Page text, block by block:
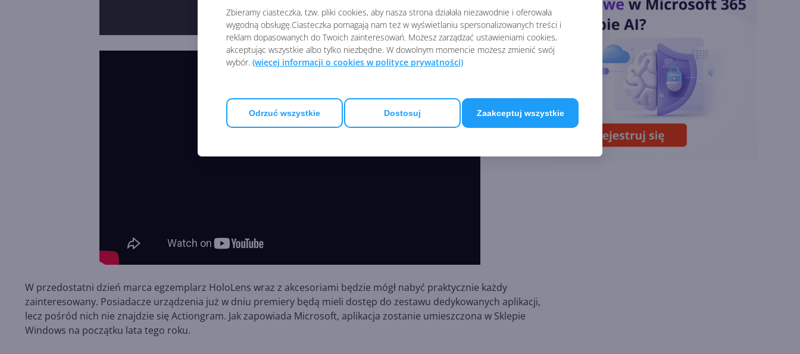
Zbieramy ciasteczka, tzw. pliki cookies, aby nasza strona działała niezawodnie i oferowała
wygodną obsługę.Ciasteczka pomagają nam też w wyświetlaniu spersonalizowanych treści i
reklam dopasowanych do Twoich zainteresowań. Możesz zarządzać ustawieniami cookies,
akceptując wszystkie albo tylko niezbędne. W dowolnym momencie możesz zmienić swój
wybór. (więcej informacji o cookies w polityce prywatności)
Odrzuć wszystkie Dostosuj Zaakceptuj wszystkie
W przedostatni dzień marca egzemplarz HoloLens wraz z akcesoriami będzie mógł nabyć praktycznie każdy
zainteresowany. Posiadacze urządzenia już w dniu premiery będą mieli dostęp do zestawu dedykowanych aplikacji,
lecz pośród nich nie znajdzie się Actiongram. Jak zapowiada Microsoft, aplikacja zostanie umieszczona w Sklepie
Windows na początku lata tego roku.
chmury. Microsoft
ogłasza znakomite
wyniki i
superaplikację
Sztuczna inteligencja
wspiera odkrycia
naukowe. OpenAI
startuje z nowym